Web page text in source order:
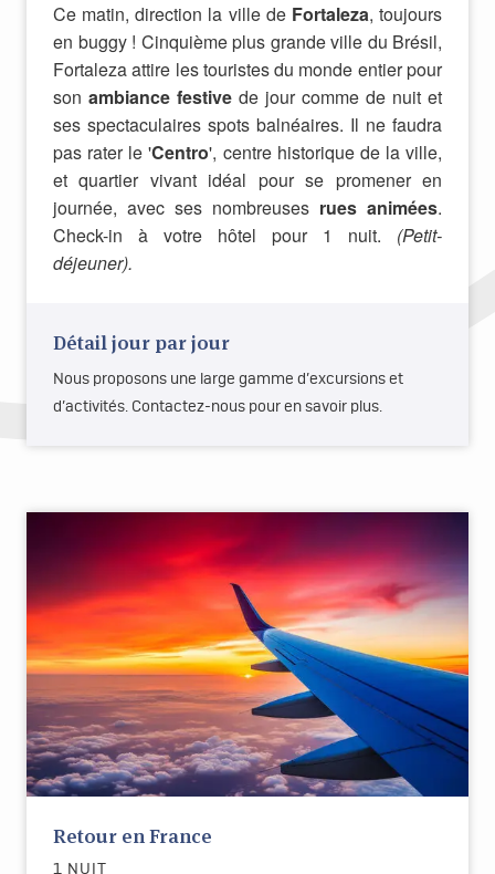
Ce matin, direction la ville de Fortaleza, toujours
en buggy ! Cinquième plus grande ville du Brésil,
Fortaleza attire les touristes du monde entier pour
son ambiance festive de jour comme de nuit et
ses spectaculaires spots balnéaires. Il ne faudra
pas rater le 'Centro', centre historique de la ville,
et quartier vivant idéal pour se promener en
journée, avec ses nombreuses rues animées.
Check-in à votre hôtel pour 1 nuit. (Petit-
déjeuner).
Détail jour par jour
Nous proposons une large gamme d’excursions et
d’activités. Contactez-nous pour en savoir plus.
Retour en France
1 NUIT